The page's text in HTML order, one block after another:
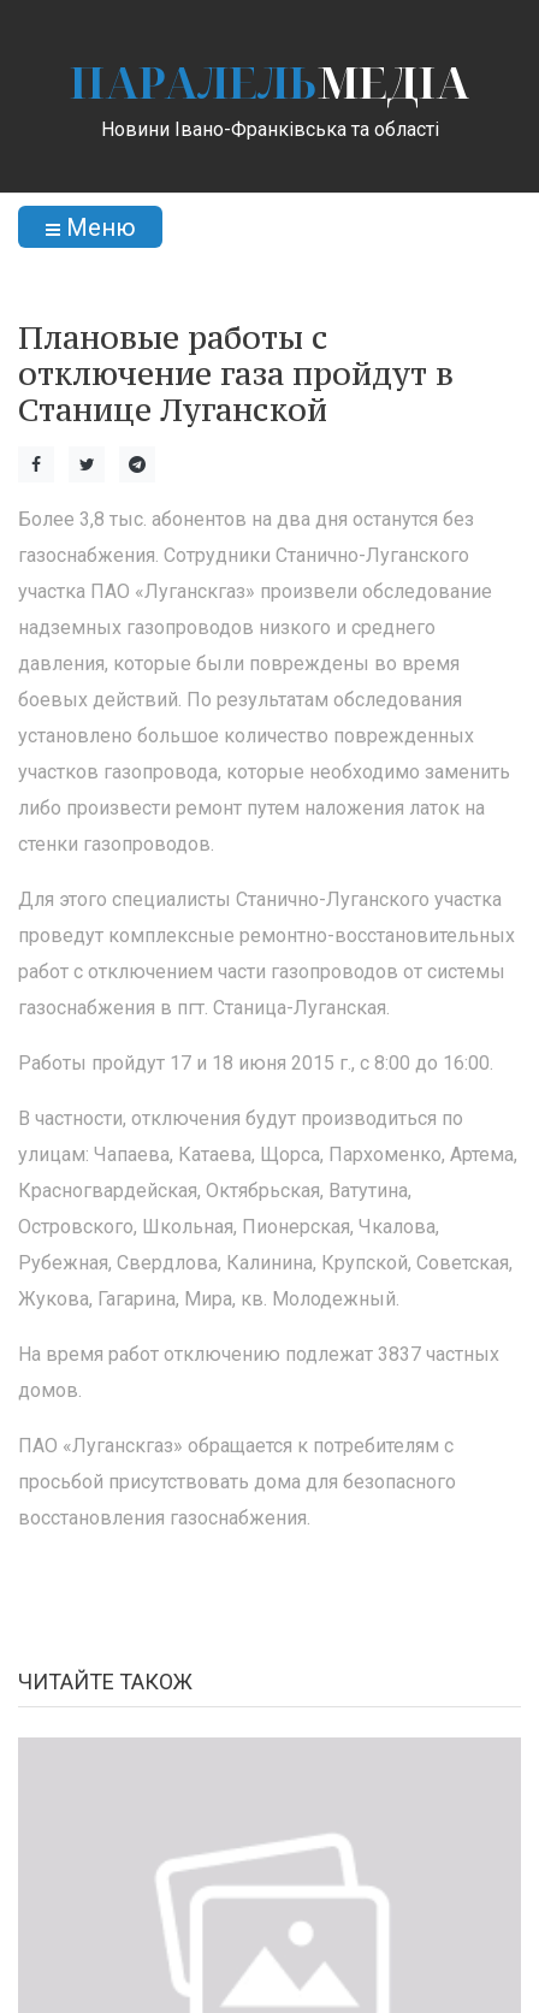
ПАРАЛЕЛЬМЕДІА
Новини Івано-Франківська та області
Меню
Плановые работы с
отключение газа пройдут в
Станице Луганской
Более 3,8 тыс. абонентов на два дня останутся без
газоснабжения. Сотрудники Станично-Луганского
участка ПАО «Луганскгаз» произвели обследование
надземных газопроводов низкого и среднего
давления, которые были повреждены во время
боевых действий. По результатам обследования
установлено большое количество поврежденных
участков газопровода, которые необходимо заменить
либо произвести ремонт путем наложения латок на
стенки газопроводов.
Для этого специалисты Станично-Луганского участка
проведут комплексные ремонтно-восстановительных
работ с отключением части газопроводов от системы
газоснабжения в пгт. Станица-Луганская.
Работы пройдут 17 и 18 июня 2015 г., с 8:00 до 16:00.
В частности, отключения будут производиться по
улицам: Чапаева, Катаева, Щорса, Пархоменко, Артема,
Красногвардейская, Октябрьская, Ватутина,
Островского, Школьная, Пионерская, Чкалова,
Рубежная, Свердлова, Калинина, Крупской, Советская,
Жукова, Гагарина, Мира, кв. Молодежный.
На время работ отключению подлежат 3837 частных
домов.
ПАО «Луганскгаз» обращается к потребителям с
просьбой присутствовать дома для безопасного
восстановления газоснабжения.
ЧИТАЙТЕ ТАКОЖ